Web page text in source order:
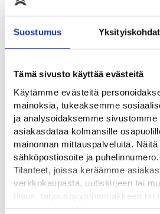
Suostumus Yksityiskohdat
Tämä sivusto käyttää evästeitä
Käytämme evästeitä
mainoksia, tukeaksemme
ja analysoidaksemme
asiakasdataa kolmansille
mainonnan mittauspalveluita.
sähköpostiosoite ja puhelinnumero.
Tilanteet, joissa keräämme
verkkokaupasta, uutiskirjeen tai
tilaus, tarjouspyyntölomakkeen tai
yhteydenottolomakkeen
Tutustu myös